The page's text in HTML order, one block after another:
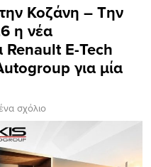
Κοζάνη – Την
η νέα
Renault E-Tech
για μία
σχόλιο